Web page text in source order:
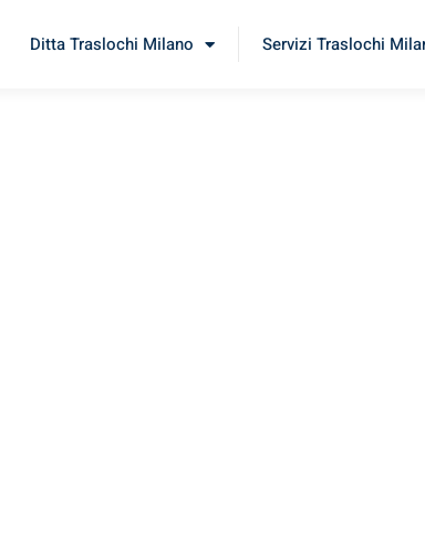
Ditta Traslochi Milano Servizi Traslochi